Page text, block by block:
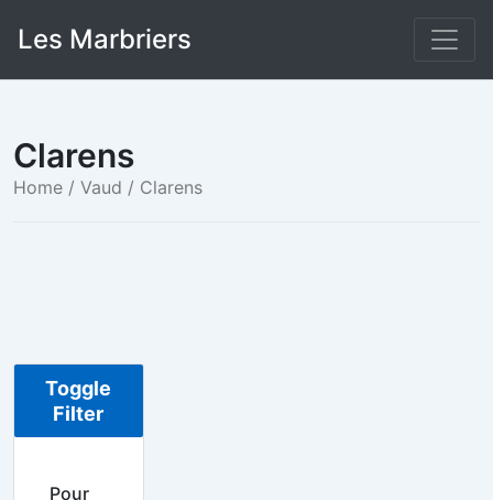
Les Marbriers
Clarens
Home / Vaud / Clarens
Toggle
Filter
Pour